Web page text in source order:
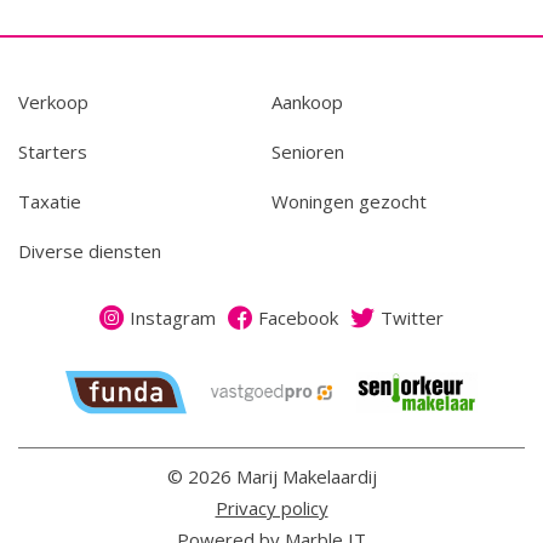
Verkoop Aankoop
Starters Senioren
Taxatie Woningen gezocht
Diverse diensten
Instagram Facebook Twitter
© 2026 Marij Makelaardij
Privacy policy